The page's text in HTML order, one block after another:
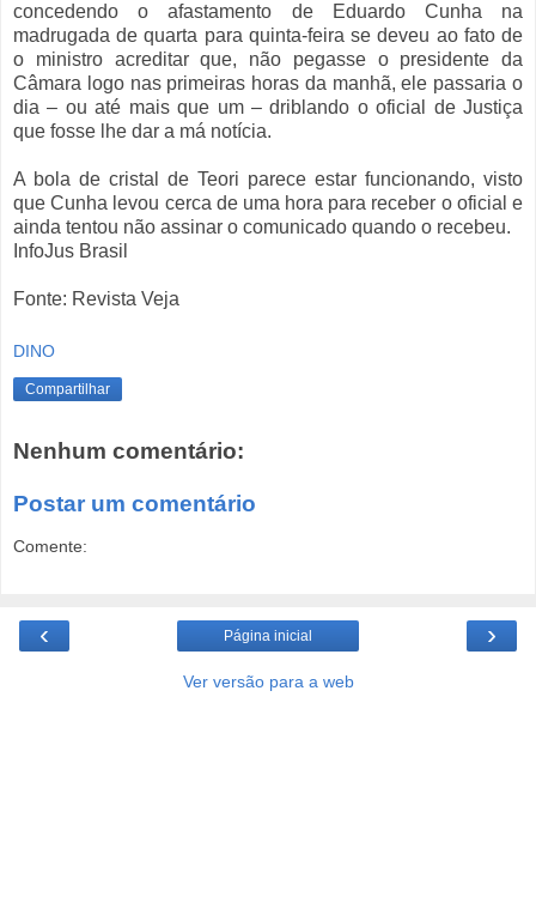
concedendo o afastamento de Eduardo Cunha na
madrugada de quarta para quinta-feira se deveu ao fato de
o ministro acreditar que, não pegasse o presidente da
Câmara logo nas primeiras horas da manhã, ele passaria o
dia – ou até mais que um – driblando o oficial de Justiça
que fosse lhe dar a má notícia.
A bola de cristal de Teori parece estar funcionando, visto
que Cunha levou cerca de uma hora para receber o oficial e
ainda tentou não assinar o comunicado quando o recebeu.
InfoJus Brasil
Fonte: Revista Veja
DINO
Compartilhar
Nenhum comentário:
Postar um comentário
Comente:
‹ ›
Página inicial
Ver versão para a web